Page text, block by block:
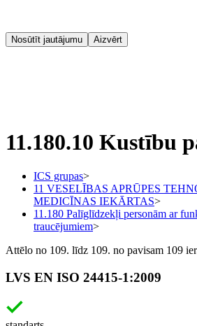
Nosūtīt jautājumu Aizvērt
11.180.10 Kustību
ICS grupas>
11 VESELĪBAS APRŪPES
MEDICĪNAS IEKĀRTAS>
11.180 Palīglīdzekļi personām ar
traucējumiem>
Attēlo no 109. līdz 109. no pavisam 109
LVS EN ISO 24415-1:2009